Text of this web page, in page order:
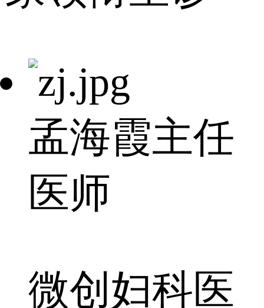
孟海霞主任
医师
微创妇科医